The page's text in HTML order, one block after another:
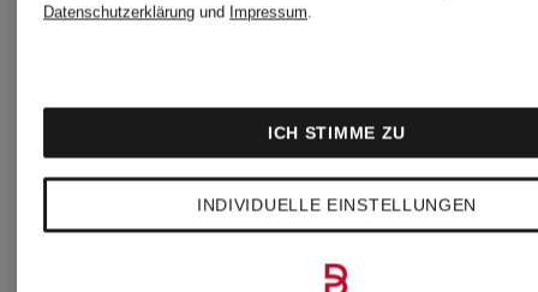
Datenschutzerklärung und Impressum.
INDIVIDUELLE EINSTELLUNGEN
ICH STIMME ZU